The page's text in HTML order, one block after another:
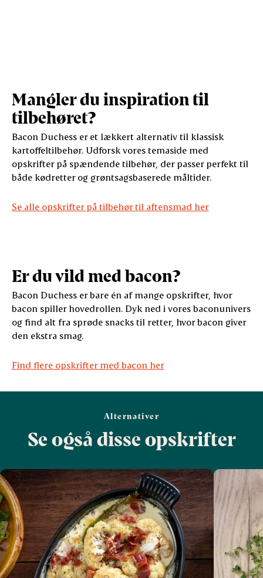
Mangler du inspiration til
tilbehøret?
Bacon Duchess er et lækkert alternativ til klassisk
kartoffeltilbehør. Udforsk vores temaside med
opskrifter på spændende tilbehør, der passer perfekt til
både kødretter og grøntsagsbaserede måltider.
Se alle opskrifter på tilbehør til aftensmad her
Er du vild med bacon?
Bacon Duchess er bare én af mange opskrifter, hvor
bacon spiller hovedrollen. Dyk ned i vores baconunivers
og find alt fra sprøde snacks til retter, hvor bacon giver
den ekstra smag.
Find flere opskrifter med bacon her
Alternativer
Se også disse opskrifter